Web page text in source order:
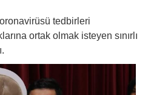
tedbirleri
ortak olmak isteyen sınırlı